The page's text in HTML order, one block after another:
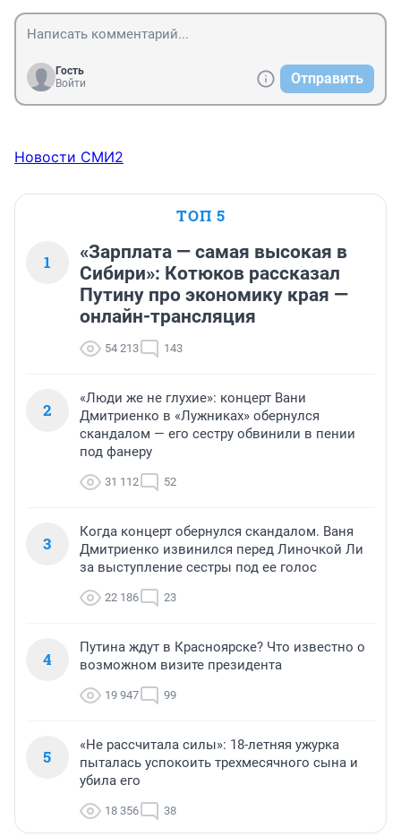
Гость
Войти
Отправить
Новости СМИ2
ТОП 5
1
«Зарплата — самая высокая в
Сибири»: Котюков рассказал
Путину про экономику края —
онлайн-трансляция
54 213 143
2
«Люди же не глухие»: концерт Вани
Дмитриенко в «Лужниках» обернулся
скандалом — его сестру обвинили в пении
под фанеру
31 112 52
3
Когда концерт обернулся скандалом. Ваня
Дмитриенко извинился перед Линочкой Ли
за выступление сестры под ее голос
22 186 23
4
Путина ждут в Красноярске? Что известно о
возможном визите президента
19 947 99
5
«Не рассчитала силы»: 18-летняя ужурка
пыталась успокоить трехмесячного сына и
убила его
18 356 38